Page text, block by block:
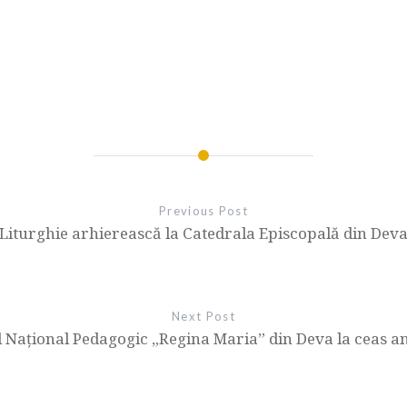
Previous Post
Liturghie arhierească la Catedrala Episcopală din Deva
Next Post
Național Pedagogic „Regina Maria” din Deva la ceas